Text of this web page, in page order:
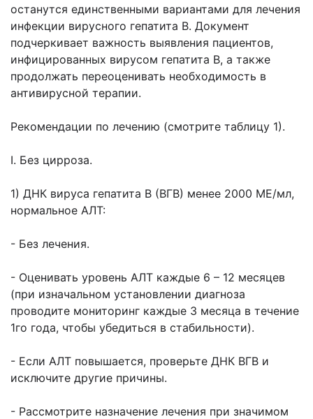
останутся единственными вариантами для лечения
инфекции вирусного гепатита В. Документ
подчеркивает важность выявления пациентов,
инфицированных вирусом гепатита В, а также
продолжать переоценивать необходимость в
антивирусной терапии.
Рекомендации по лечению (смотрите таблицу 1).
I. Без цирроза.
1) ДНК вируса гепатита В (ВГВ) менее 2000 МЕ/мл,
нормальное АЛТ:
- Без лечения.
- Оценивать уровень АЛТ каждые 6 – 12 месяцев
(при изначальном установлении диагноза
проводите мониторинг каждые 3 месяца в течение
1го года, чтобы убедиться в стабильности).
- Если АЛТ повышается, проверьте ДНК ВГВ и
исключите другие причины.
- Рассмотрите назначение лечения при значимом